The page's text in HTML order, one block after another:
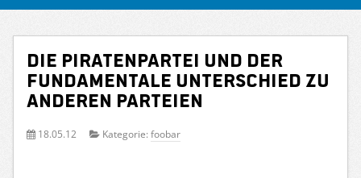
Die Piratenpartei und der
fundamentale Unterschied zu
anderen Parteien
18.05.12 Kategorie: foobar